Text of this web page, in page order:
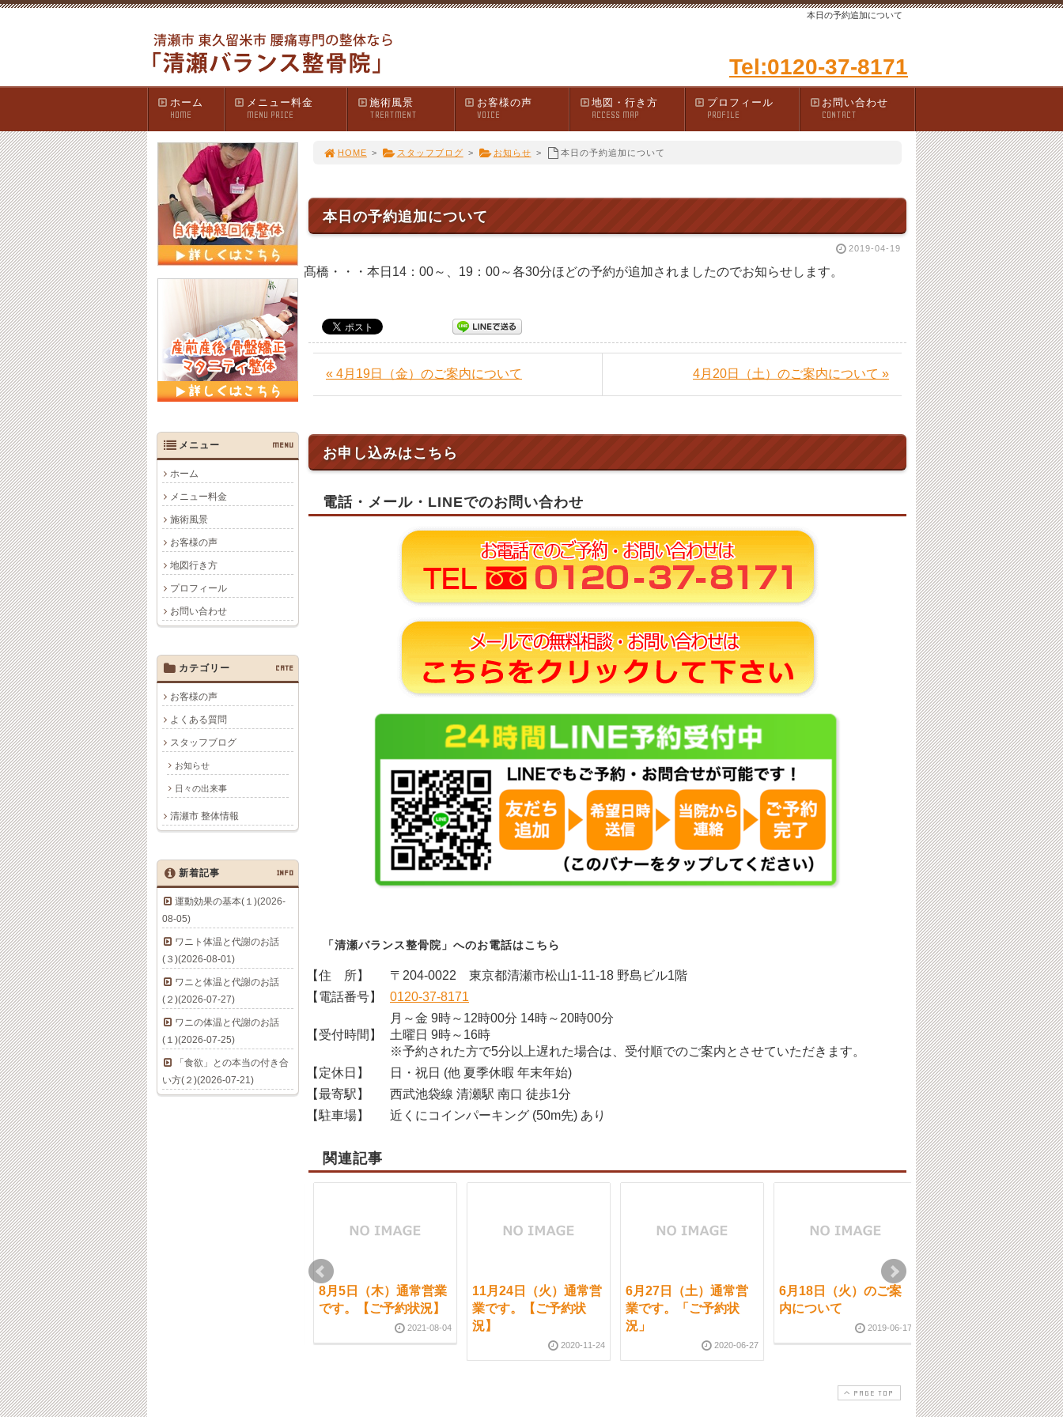
本日の予約追加について
Tel:0120-37-8171
ホーム
HOME
メニュー料金
MENU PRICE
施術風景
TREATMENT
お客様の声
VOICE
地図・行き方
ACCESS MAP
プロフィール
PROFILE
お問い合わせ
CONTACT
HOME > スタッフブログ > お知らせ > 本日の予約追加について
本日の予約追加について
2019-04-19
髙橋・・・本日14：00～、19：00～各30分ほどの予約が追加されましたのでお知らせします。
« 4月19日（金）のご案内について 4月20日（土）のご案内について »
お申し込みはこちら
電話・メール・LINEでのお問い合わせ
「清瀬バランス整骨院」へのお電話はこちら
【住 所】
〒204-0022 東京都清瀬市松山1-11-18 野島ビル1階
【電話番号】
0120-37-8171
【受付時間】
月～金 9時～12時00分 14時～20時00分
土曜日 9時～16時
※予約された方で5分以上遅れた場合は、受付順でのご案内とさせていただきます。
【定休日】
日・祝日 (他 夏季休暇 年末年始)
【最寄駅】
西武池袋線 清瀬駅 南口 徒歩1分
【駐車場】
近くにコインパーキング (50m先) あり
関連記事
2月19日（水）ご案内
について
2020-02-19
8月5日（木）通常営業
です。【ご予約状況】
2021-08-04
11月24日（火）通常営
業です。【ご予約状
況】
2020-11-24
6月27日（土）通常営
業です。「ご予約状
況」
2020-06-27
6月18日（火）のご案
内について
2019-06-17
8月29日（木）通常営
業です。
2024-08-
PAGE TOP
メニュー MENU
ホーム
メニュー料金
施術風景
お客様の声
地図行き方
プロフィール
お問い合わせ
カテゴリー CATE
お客様の声
よくある質問
スタッフブログ
お知らせ
日々の出来事
清瀬市 整体情報
新着記事 INFO
運動効果の基本(１)(2026-
08-05)
ワニト体温と代謝のお話
(３)(2026-08-01)
ワニと体温と代謝のお話
(２)(2026-07-27)
ワニの体温と代謝のお話
(１)(2026-07-25)
「食欲」との本当の付き合
い方(２)(2026-07-21)